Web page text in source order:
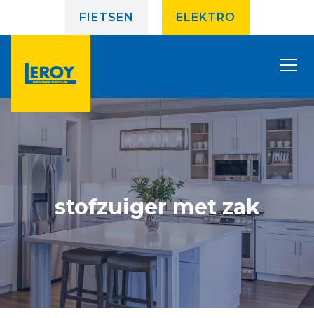
FIETSEN ELEKTRO
stofzuiger met zak